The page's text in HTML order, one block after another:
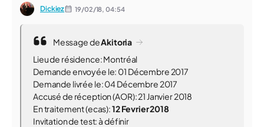
Dickiez 19/02/18,04:54
Message deAkitoria
Lieu de résidence: Montréal
Demande envoyée le: 01 Décembre 2017
Demande livrée le: 04 Décembre 2017
Accusé de réception (AOR): 21 Janvier 2018
En traitement (ecas):12 Fevrier 2018
Invitation de test: à définir